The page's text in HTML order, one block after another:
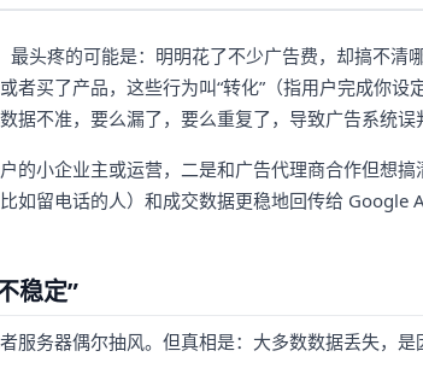
头疼的可能是：明明花了不少广告费，却搞不清
买了产品，这些行为叫“转化”（指用户完成你设
据不准，要么漏了，要么重复了，导致广告系统误
的小企业主或运营，二是和广告代理商合作但想
如留电话的人）和成交数据更稳地回传给 Google
稳定”
服务器偶尔抽风。但真相是：大多数数据丢失，